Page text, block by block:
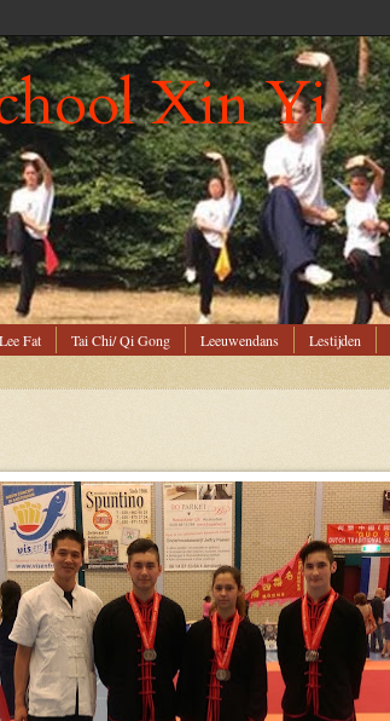
Xin Yi
Fat Tai Chi/ Qi Gong Leeuwendans Lestijden